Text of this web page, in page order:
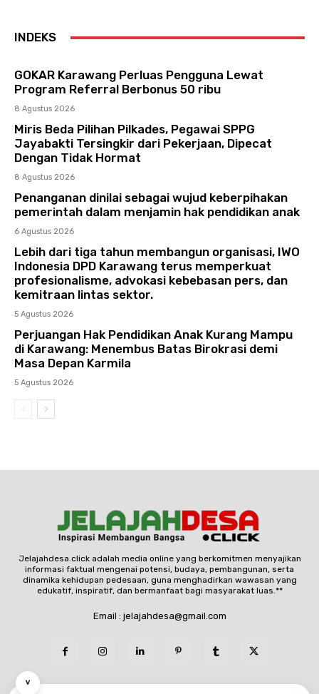
˅
INDEKS
GOKAR Karawang Perluas Pengguna Lewat
Program Referral Berbonus 50 ribu
8 Agustus 2026
Miris Beda Pilihan Pilkades, Pegawai SPPG
Jayabakti Tersingkir dari Pekerjaan, Dipecat
Dengan Tidak Hormat
8 Agustus 2026
Penanganan dinilai sebagai wujud keberpihakan
pemerintah dalam menjamin hak pendidikan anak
6 Agustus 2026
Lebih dari tiga tahun membangun organisasi, IWO
Indonesia DPD Karawang terus memperkuat
profesionalisme, advokasi kebebasan pers, dan
kemitraan lintas sektor.
5 Agustus 2026
Perjuangan Hak Pendidikan Anak Kurang Mampu
di Karawang: Menembus Batas Birokrasi demi
Masa Depan Karmila
5 Agustus 2026
Jelajahdesa.click adalah media online yang berkomitmen menyajikan
informasi faktual mengenai potensi, budaya, pembangunan, serta
dinamika kehidupan pedesaan, guna menghadirkan wawasan yang
edukatif, inspiratif, dan bermanfaat bagi masyarakat luas.**
Email : jelajahdesa@gmail.com